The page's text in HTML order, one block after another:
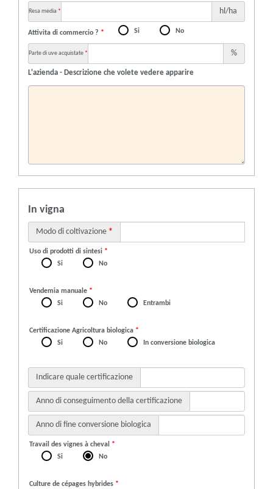
Resa media * hl/ha
Attivita di commercio ? * Si No
Parte di uve acquistate * %
L'azienda - Descrizione che volete vedere apparire
In vigna
Modo di coltivazione *
Uso di prodotti di sintesi *
Si
No
Vendemia manuale *
Si
No Entrambi
Certificazione Agricoltura biologica *
Si
No In conversione biologica
Indicare quale certificazione
Anno di conseguimento della certificazione
Anno di fine conversione biologica
Travail des vignes à cheval *
Si
No
Culture de cépages hybrides *